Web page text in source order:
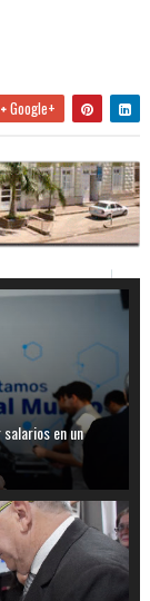
Google+
en un